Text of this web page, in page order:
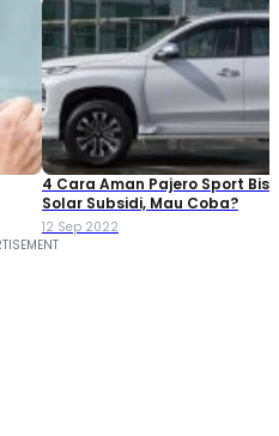
4 Cara Aman Pajero Sport
Solar Subsidi, Mau Coba?
12 Sep 2022